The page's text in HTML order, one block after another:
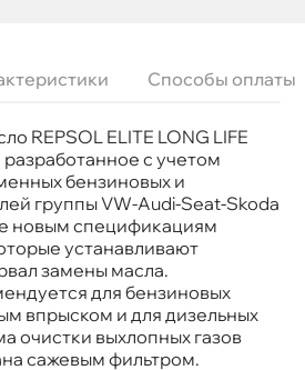
Способы оплаты
REPSOL ELITE LONG LIFE
с учетом
бензиновых и
группы VW-Audi-Seat-Skoda
новым спецификациям
устанавливают
замены масла.
для бензиновых
впрыском и для дизельных
очистки выхлопных газо
сажевым фильтром.
30
507.00/504.00 MB 229.51 PORSCHE C30
C3
R/60195/R